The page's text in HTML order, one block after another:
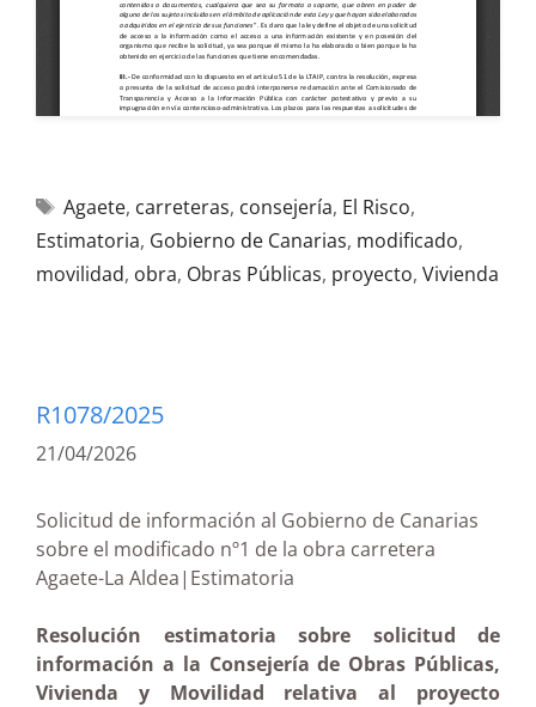
Agaete, carreteras, consejería, El Risco,
Estimatoria, Gobierno de Canarias, modificado,
movilidad, obra, Obras Públicas, proyecto, Vivienda
R1078/2025
21/04/2026
Solicitud de información al Gobierno de Canarias
sobre el modificado nº1 de la obra carretera
Agaete-La Aldea|Estimatoria
Resolución estimatoria sobre solicitud de
información a la Consejería de Obras Públicas,
Vivienda y Movilidad relativa al proyecto